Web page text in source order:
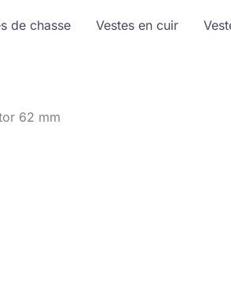
de chasse Vestes en cuir
62 mm